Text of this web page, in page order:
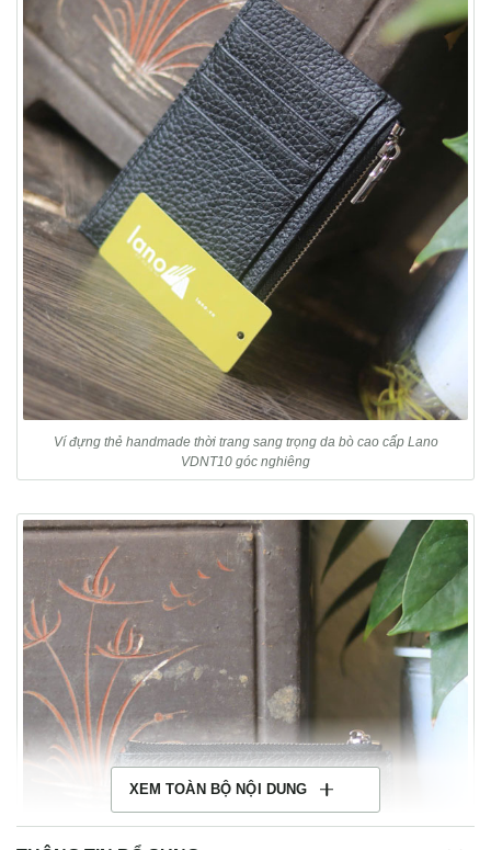
Ví đựng thẻ handmade thời trang sang trọng da bò cao cấp Lano
VDNT10 góc nghiêng
XEM TOÀN BỘ NỘI DUNG